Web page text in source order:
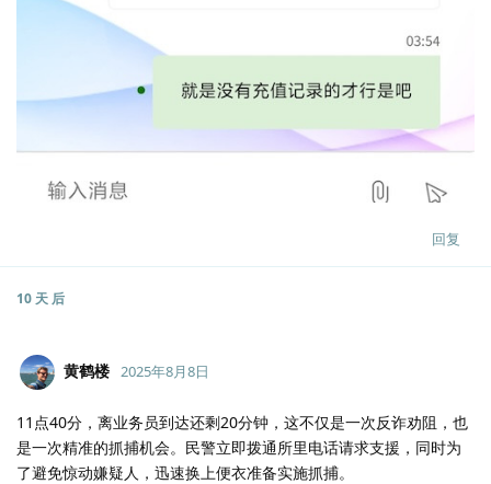
回复
10 天 后
黄鹤楼 2025年8月8日
11点40分，离业务员到达还剩20分钟，这不仅是一次反诈劝阻，也
是一次精准的抓捕机会。民警立即拨通所里电话请求支援，同时为
了避免惊动嫌疑人，迅速换上便衣准备实施抓捕。